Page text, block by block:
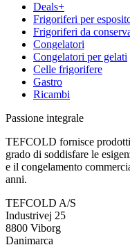
Deals+
Frigoriferi per
Frigoriferi da
Congelatori
Congelatori per gelati
Celle frigorifere
Gastro
Ricambi
Passione integrale
TEFCOLD fornisce
grado di soddisfare le
e il congelamento
anni.
TEFCOLD A/S
Industrivej 25
8800 Viborg
Danimarca